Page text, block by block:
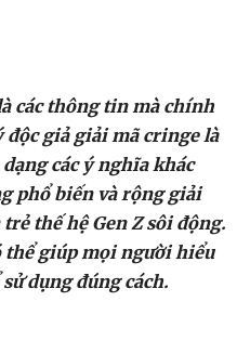
các thông tin mà chính
độc giả giải mã cringe là
các ý nghĩa khác
phổ biến và rộng giải
thế hệ Gen Z sôi động.
thể giúp mọi người hiểu
dụng đúng cách.